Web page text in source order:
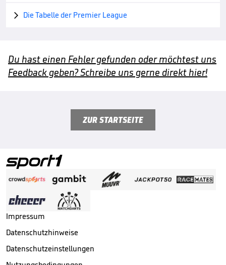
 Die Tabelle der Premier League
Du hast einen Fehler gefunden oder möchtest uns
Feedback geben? Schreibe uns gerne direkt hier!
ZUR STARTSEITE
Impressum
Datenschutzhinweise
Datenschutzeinstellungen